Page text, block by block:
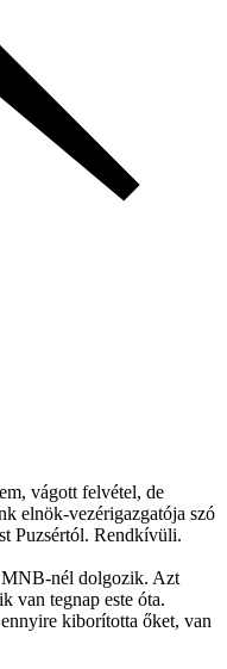
vágott felvétel, de
elnök-vezérigazgatója szó
Puzsértól. Rendkívüli.
MNB-nél dolgozik. Azt
van tegnap este óta.
kiborította őket, van